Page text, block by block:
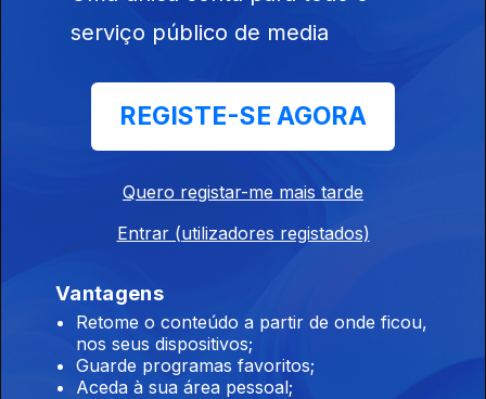
Ep. 11
Aquiles e a
Morte de
serviço público de media
REGISTE-SE AGORA
Quero registar-me mais tarde
Entrar (utilizadores registados)
Vantagens
Retome o conteúdo a partir de onde ficou,
nos seus dispositivos;
Guarde programas favoritos;
Aceda à sua área pessoal;